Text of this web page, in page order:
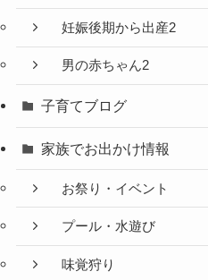
妊娠後期から出産2
男の赤ちゃん2
子育てブログ
家族でお出かけ情報
お祭り・イベント
プール・水遊び
味覚狩り